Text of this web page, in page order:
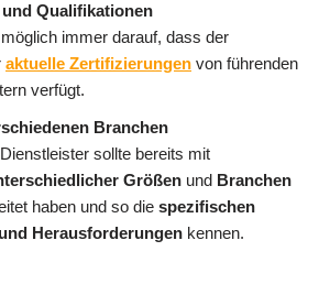
Qualifikationen
immer darauf, dass der
aktuelle Zertifizierungen von führenden
verfügt.
Branchen
sollte bereits mit
Größen und Branchen
haben und so die spezifischen
Herausforderungen kennen.